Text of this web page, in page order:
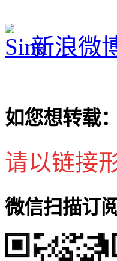
新浪微
如您想转载：
请以链接
微信扫描订阅